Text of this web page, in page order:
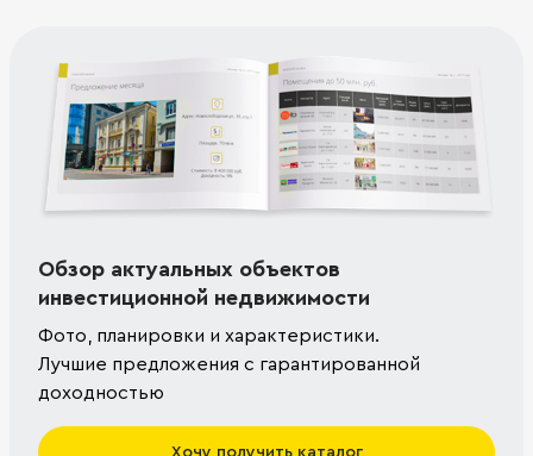
Обзор актуальных объектов
инвестиционной недвижимости
Фото, планировки и характеристики.
Лучшие предложения с гарантированной
доходностью